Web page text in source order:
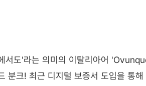
서도'라는 의미의 이탈리아어
분크! 최근 디지털 보증서 도입을 통